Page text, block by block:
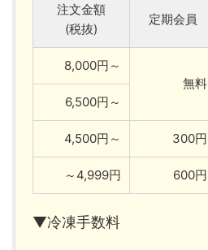
注文金額
(税抜)
定期会員
8,000円～
無料
6,500円～
4,500円～ 300円
～4,999円 600円
▼冷凍手数料